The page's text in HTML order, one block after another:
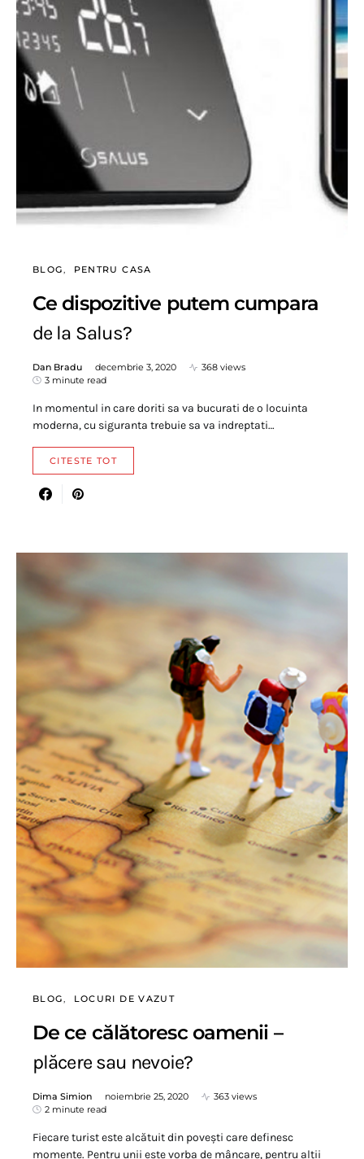
BLOG PENTRU CASA
Ce dispozitive putem cumpara
de la Salus?
Dan Bradu decembrie 3, 2020
368 views
3 minute read
In momentul in care doriti sa va bucurati de o locuinta
moderna, cu siguranta trebuie sa va indreptati…
CITESTE TOT
BLOG LOCURI DE VAZUT
De ce călătoresc oamenii –
plăcere sau nevoie?
Dima Simion noiembrie 25, 2020
363 views
2 minute read
Fiecare turist este alcătuit din povești care definesc
momente. Pentru unii este vorba de mâncare, pentru alții